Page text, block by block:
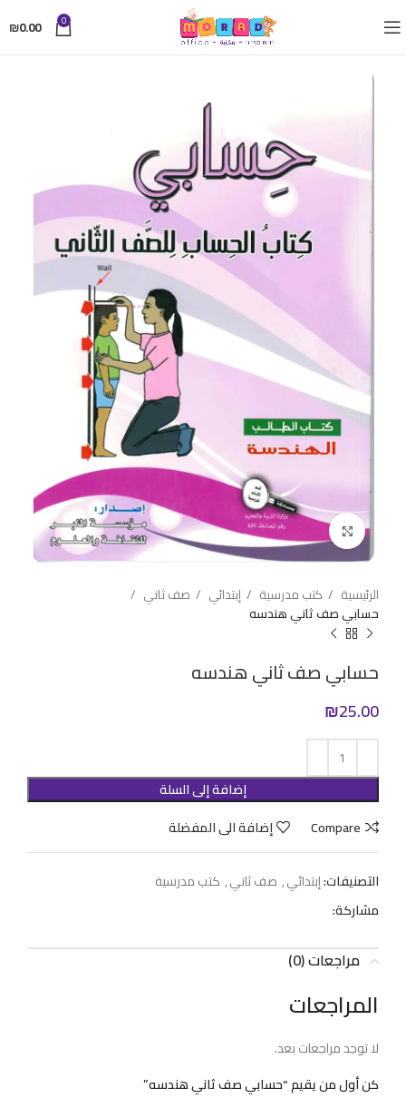
0
₪0.00
Click to enlarge
الرئيسية كتب مدرسية إبتدائي
صف ثاني
حسابي صف ثاني هندسه
حسابي صف ثاني هندسه
₪25.00
إضافة إلى السلة
Compare
إضافة الى المفضلة
التصنيفات:إبتدائي, صف ثاني, كتب مدرسية
مشاركة:
مراجعات (0)
المراجعات
لا توجد مراجعات بعد.
كن أول من يقيم “حسابي صف ثاني هندسه”